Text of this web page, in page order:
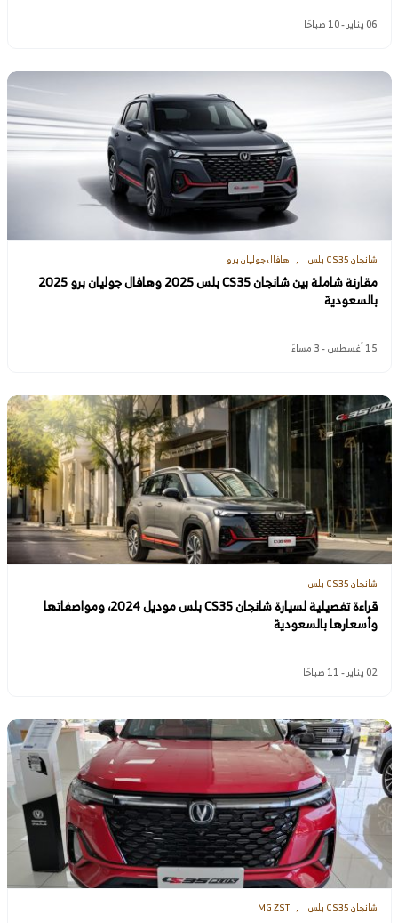
06 يناير - 10 صباحًا
شانجان CS35 بلس هافال جوليان برو
مقارنة شاملة بين شانجان CS35 بلس 2025 وهافال جوليان برو 2025
بالسعودية
15 أغسطس - 3 مساءً
شانجان CS35 بلس
قراءة تفصيلية لسيارة شانجان CS35 بلس موديل 2024، ومواصفاتها
وأسعارها بالسعودية
02 يناير - 11 صباحًا
شانجان CS35 بلس MG ZST